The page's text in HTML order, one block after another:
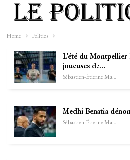
Home Politics
L’été du
joueuses de…
Sébastien-Étienne Marechal
Medhi Benatia
Sébastien-Étienne Marechal